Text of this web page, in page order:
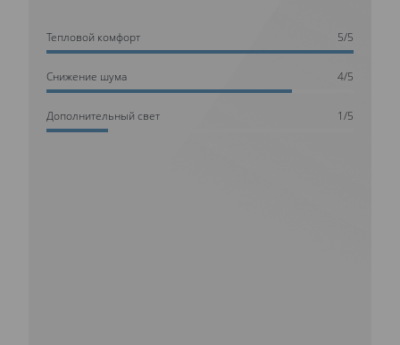
Тепловой комфорт 5/5
Cнижение шума 4/5
Дополнительный свет 1/5